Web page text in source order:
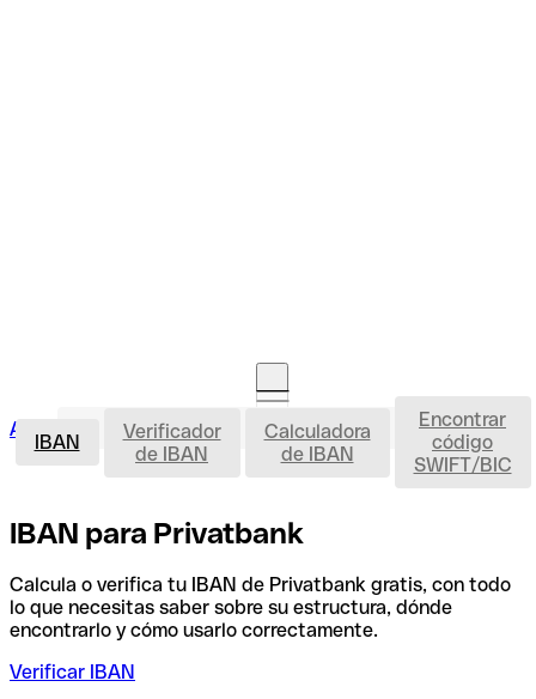
Acceso clientesAbrir cuenta IBAN
IBAN
Verificador
de IBAN
Calculadora
de IBAN
Encontrar
código
SWIFT/BIC
IBAN para Privatbank
Calcula o verifica tu IBAN de Privatbank gratis, con todo
lo que necesitas saber sobre su estructura, dónde
encontrarlo y cómo usarlo correctamente.
Verificar IBAN